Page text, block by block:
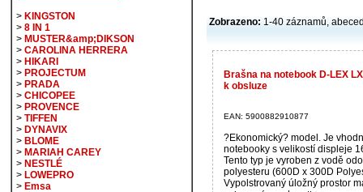
Zobrazeno: 1-40 záznamů,
Brašna na notebook D-LEX
k obsluze
EAN: 5900882910877
?Ekonomický? model. Je
notebooky s velikostí displeje
Tento typ je vyroben z vodě
polyesteru (600D x 300D
Vypolstrovaný úložný prostor
> KINGSTON
> 8 IN 1
> MUSTER&amp;DIKSON
> CAROLINA HERRERA
> HIKARI
> PROJECTUM
> PRADA
> CHICOPEE
> PROVENCE
> TIFFEN
> DYNAVIX
> BLOME
> MARIAH CAREY
> NESTLÉ
> LOWEPRO
> Emsa